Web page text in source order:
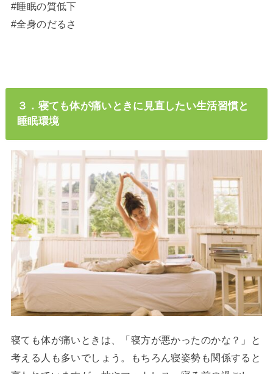
#睡眠の質低下
#全身のだるさ
３．寝ても体が痛いときに見直したい生活習慣と
睡眠環境
寝ても体が痛いときは、「寝方が悪かったのかな？」と
考える人も多いでしょう。もちろん寝姿勢も関係すると